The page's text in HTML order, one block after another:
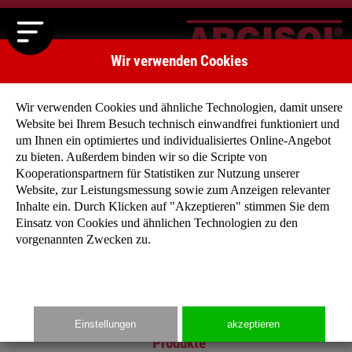
Main
Startseite
Unternehmen
Produkte
Wir verwenden Cookies
Wir verwenden Cookies und ähnliche Technologien, damit unsere
Website bei Ihrem Besuch technisch einwandfrei funktioniert und
um Ihnen ein optimiertes und individualisiertes Online-Angebot
zu bieten. Außerdem binden wir so die Scripte von
Kooperationspartnern für Statistiken zur Nutzung unserer
Website, zur Leistungsmessung sowie zum Anzeigen relevanter
Inhalte ein. Durch Klicken auf "Akzeptieren" stimmen Sie dem
Einsatz von Cookies und ähnlichen Technologien zu den
vorgenannten Zwecken zu.
Einstellungen akzeptieren